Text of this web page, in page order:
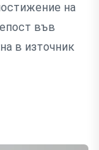
на
във
в източник